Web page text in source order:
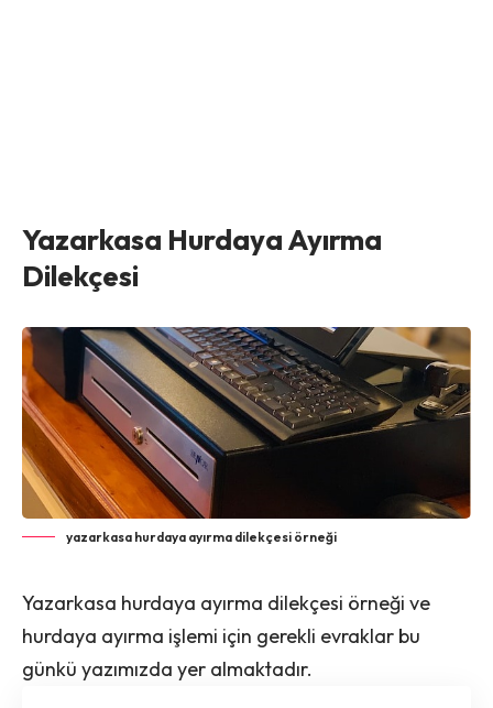
Yazarkasa Hurdaya Ayırma
Dilekçesi
yazarkasa hurdaya ayırma dilekçesi örneği
Yazarkasa hurdaya ayırma dilekçesi örneği ve
hurdaya ayırma işlemi için gerekli evraklar bu
günkü yazımızda yer almaktadır.